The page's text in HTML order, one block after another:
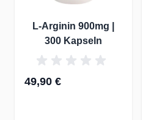
L-Arginin 900mg |
300 Kapseln
49,90 €